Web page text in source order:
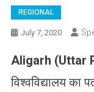
REGIONAL
July 7, 2020
Aligarh (Uttar
विश्वविद्यालय का